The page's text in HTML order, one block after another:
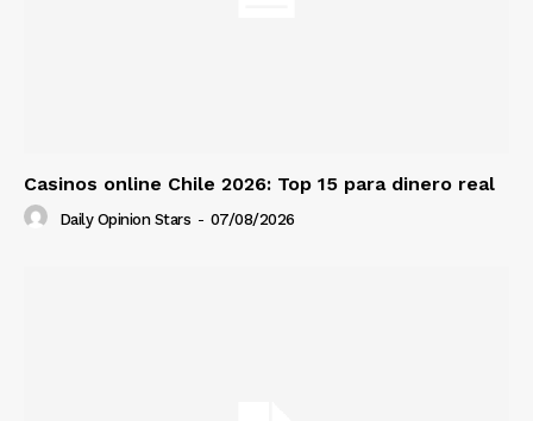
Casinos online Chile 2026: Top 15 para dinero real
Daily Opinion Stars - 07/08/2026